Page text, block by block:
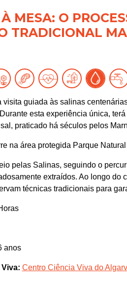
MESA: O
TRADICIONAL
visita guiada às salinas
esta experiência única,
praticado há séculos pelos
na área protegida Parque
pelas Salinas, seguindo o
extraídos. Ao longo do
técnicas tradicionais para
anos
Centro Ciência Viva do